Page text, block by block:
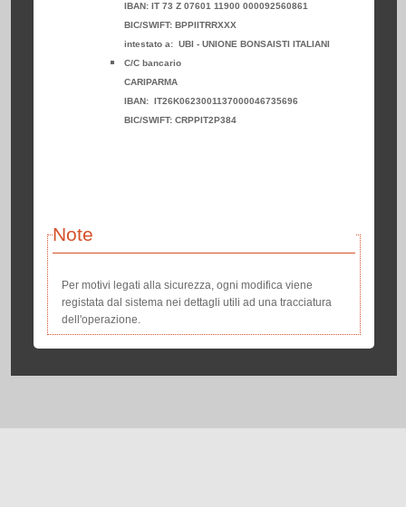
IBAN: IT 73 Z 07601 11900 000092560861
BIC/SWIFT: BPPIITRRXXX
intestato a: UBI - UNIONE BONSAISTI ITALIANI
C/C bancario
CARIPARMA
IBAN: IT26K0623001137000046735696
BIC/SWIFT: CRPPIT2P384
Note
Per motivi legati alla sicurezza, ogni modifica viene
registata dal sistema nei dettagli utili ad una tracciatura
dell'operazione.